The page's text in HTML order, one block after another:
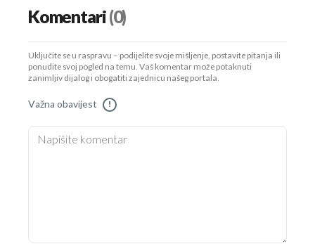
Komentari(0)
Uključite se u raspravu – podijelite svoje mišljenje, postavite pitanja ili
ponudite svoj pogled na temu. Vaš komentar može potaknuti
zanimljiv dijalog i obogatiti zajednicu našeg portala.
Važna obavijest !